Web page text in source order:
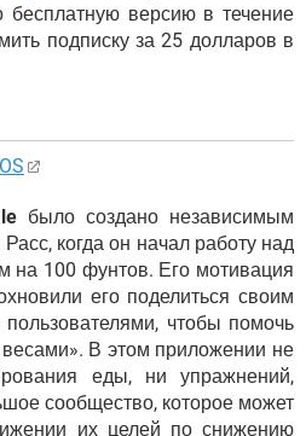
бесплатную версию в течение
подписку за 25 долларов в
было создано независимым
когда он начал работу над
на 100 фунтов. Его мотивация
его поделиться своим
чтобы помочь
В этом приложении не
еды, ни упражнений,
сообщество, которое может
их целей по снижению